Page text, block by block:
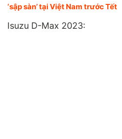
‘sập sàn’ tại Việt Nam trước Tết
Isuzu D-Max 2023: